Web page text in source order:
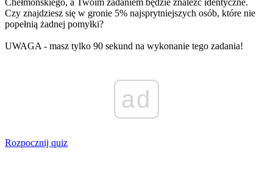
Czy znajdziesz się w gronie 5% najsprytniejszych osób, które nie
popełnią żadnej pomyłki?
UWAGA - masz tylko 90 sekund na wykonanie tego zadania!
ad
Rozpocznij quiz